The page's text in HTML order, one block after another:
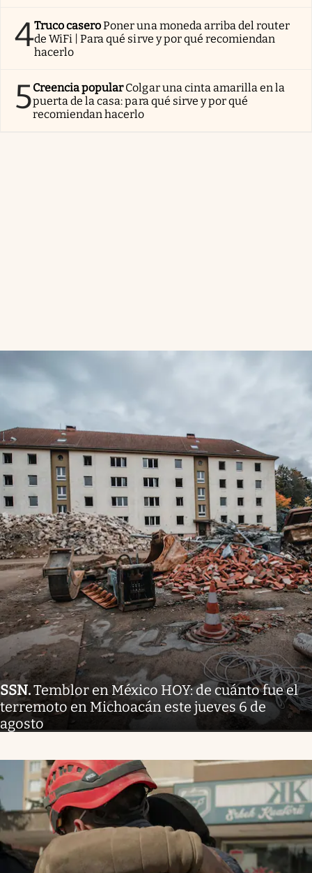
4Truco caseroPoner una moneda arriba del router
de WiFi | Para qué sirve y por qué recomiendan
hacerlo
5Creencia popularColgar una cinta amarilla en la
puerta de la casa: para qué sirve y por qué
recomiendan hacerlo
SSN.Temblor en México HOY: de cuánto fue el
terremoto en Michoacán este jueves 6 de
agosto